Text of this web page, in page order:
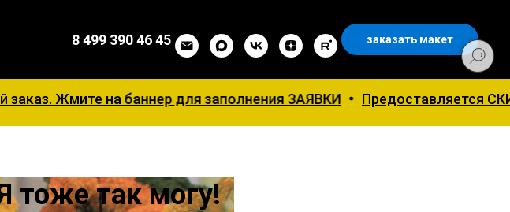
на баннер для заполнения ЗАЯВКИ Предоставляется СКИДКА 5 %
8 499 390 46 45 заказать макет
тоже так могу!